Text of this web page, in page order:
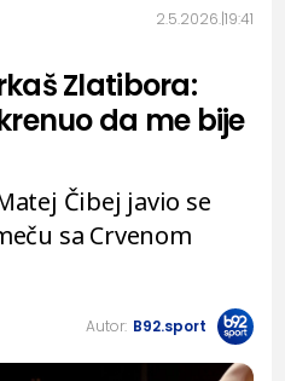
2.5.2026. 19:41
Zlatibora:
da me bije
Čibej javio se
sa Crvenom
Autor: B92.sport